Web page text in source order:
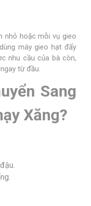
nhỏ hoặc mỗi vụ gieo
máy gieo hạt đẩy
nhu cầu của bà còn,
từ đầu.
Sang
Xăng?